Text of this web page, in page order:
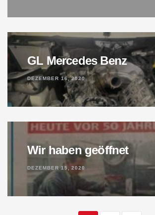
GL Mercedes Benz
DEZEMBER 16, 2020
Wir haben geöffnet
DEZEMBER 15, 2020